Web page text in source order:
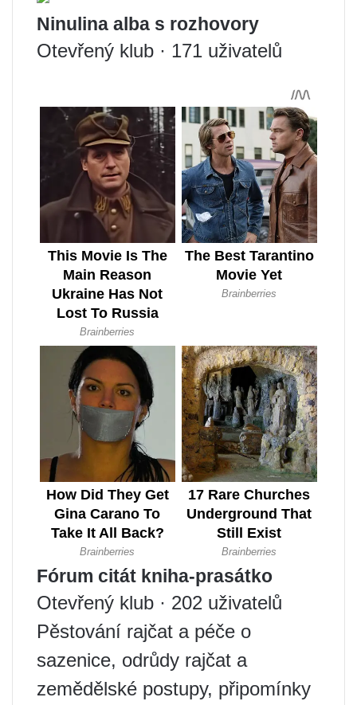
Ninulina alba s rozhovory
Otevřený klub · 171 uživatelů
Fórum citát kniha-prasátko
Otevřený klub · 202 uživatelů
Pěstování rajčat a péče o
sazenice, odrůdy rajčat a
zemědělské postupy, připomínky